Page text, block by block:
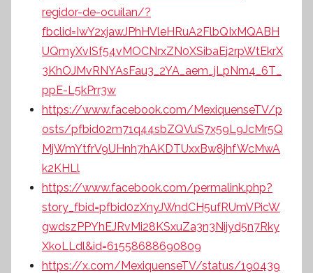
regidor-de-ocuilan/?
fbclid=IwY2xjawJPhHVleHRuA2FlbQIxMQABH
UQmyXvISf54vMOCNrxZN0XSibaEj2rpWtEkrX
3KhOJMvRNYAsFau3_2YA_aem_jLpNm4_6T_
ppE-L5kPrr3w
https://www.facebook.com/MexiquenseTV/p
osts/pfbid02m71q44sbZQVuS7x59L9JcMr5Q
MjWmYtfrV9UHnh7hAKDTUxxBw8jhfWcMwA
k2KHLl
https://www.facebook.com/permalink.php?
story_fbid=pfbid0zXnyJWndCH5ufRUmVPicW
gwdszPPYhEJRvMi28KSxuZa3n3Nijyd5n7Rky
XkoLLdl&id=61558688690809
https://x.com/MexiquenseTV/status/190439